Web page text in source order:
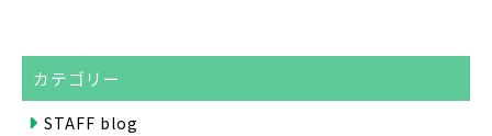
カテゴリー
STAFF blog